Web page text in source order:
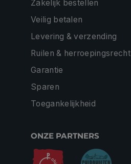
Zakelijk bestellen
Veilig betalen
Levering & verzending
Ruilen & herroepingsrecht
Garantie
Sparen
Toegankelijkheid
ONZE PARTNERS